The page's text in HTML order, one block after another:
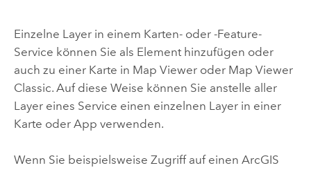
Einzelne Layer in einem Karten- oder -Feature-
Service können Sie als Element hinzufügen oder
auch zu einer Karte in Map Vieweroder Map Viewer
Classic. Auf diese Weise können Sie anstelle aller
Layer eines Service einen einzelnen Layer in einer
Karte oder App verwenden.
Wenn Sie beispielsweise Zugriff auf einen ArcGIS